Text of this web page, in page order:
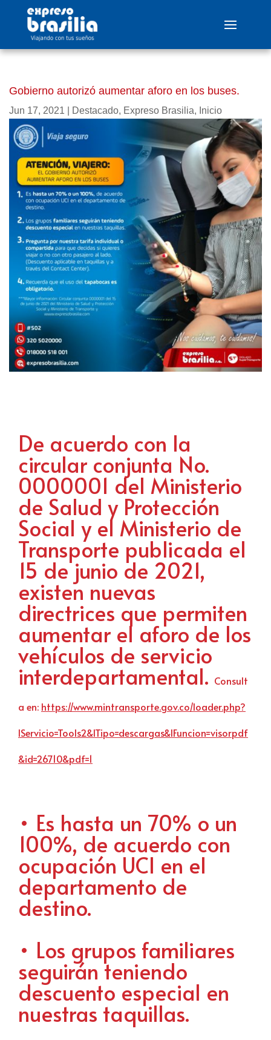
Gobierno autorizó aumentar aforo en los buses.
Jun 17, 2021 Destacado, Expreso Brasilia, Inicio
De acuerdo con la
circular conjunta No.
0000001 del Ministerio
de Salud y Protección
Social y el Ministerio de
Transporte publicada el
15 de junio de 2021,
existen nuevas
directrices que permiten
aumentar el aforo de los
vehículos de servicio
interdepartamental. Consult
a en: https://www.mintransporte.gov.co/loader.php?
lServicio=Tools2&lTipo=descargas&lFuncion=visorpdf
&id=26710&pdf=1
• Es hasta un 70% o un
100%, de acuerdo con
ocupación UCI en el
departamento de
destino.
• Los grupos familiares
seguirán teniendo
descuento especial en
nuestras taquillas.